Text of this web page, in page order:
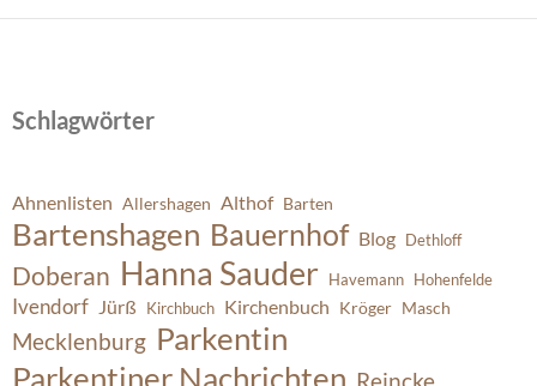
Schlagwörter
Ahnenlisten Allershagen Althof Barten
Bartenshagen Bauernhof Blog Dethloff
Doberan Hanna Sauder Havemann Hohenfelde
Ivendorf Jürß Kirchbuch Kirchenbuch Kröger Masch
Mecklenburg Parkentin
Parkentiner Nachrichten